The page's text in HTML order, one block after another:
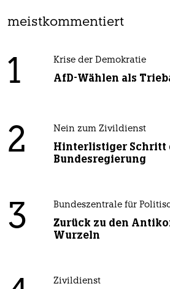
meistkommentiert
1 Krise der Demokratie
AfD-Wählen als
2 Nein zum Zivildienst
Hinterlistiger Schritt
Bundesregierung
3 Bundeszentrale für
Zurück zu den
Wurzeln
Zivildienst